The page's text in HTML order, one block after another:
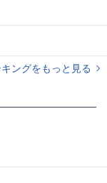
ングをもっと見る